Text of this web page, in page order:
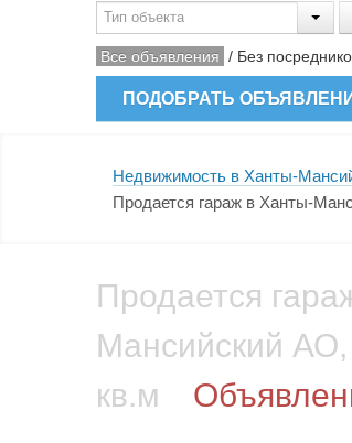
Все объявления / Без
ПОДОБРАТЬ
Недвижимость в Ханты-
Продается гараж в Ханты-
Продается
Мансийский АО,
кв.м